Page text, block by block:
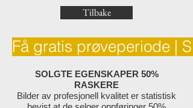
Tilbake
Få gratis prøveperiode |
SOLGTE EGENSKAPER 50%
RASKERE
Bilder av profesjonell kvalitet er statistisk